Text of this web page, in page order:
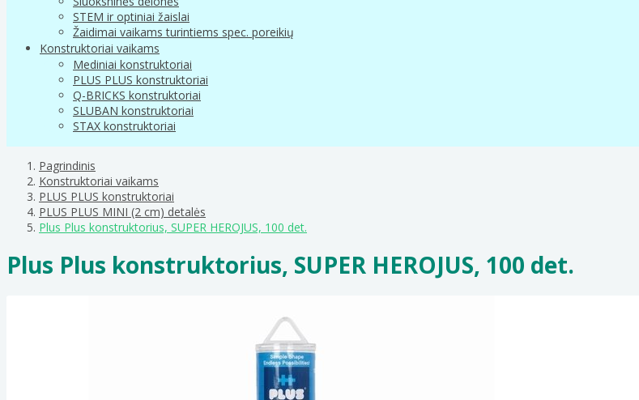
STEM ir optiniai žaislai
Žaidimai vaikams turintiems spec. poreikių
Konstruktoriai vaikams
Mediniai konstruktoriai
PLUS PLUS konstruktoriai
Q-BRICKS konstruktoriai
SLUBAN konstruktoriai
STAX konstruktoriai
Pagrindinis
Konstruktoriai vaikams
PLUS PLUS konstruktoriai
PLUS PLUS MINI (2 cm) detalės
Plus Plus konstruktorius, SUPER HEROJUS, 100 det.
Plus Plus konstruktorius, SUPER HEROJUS, 100 det.